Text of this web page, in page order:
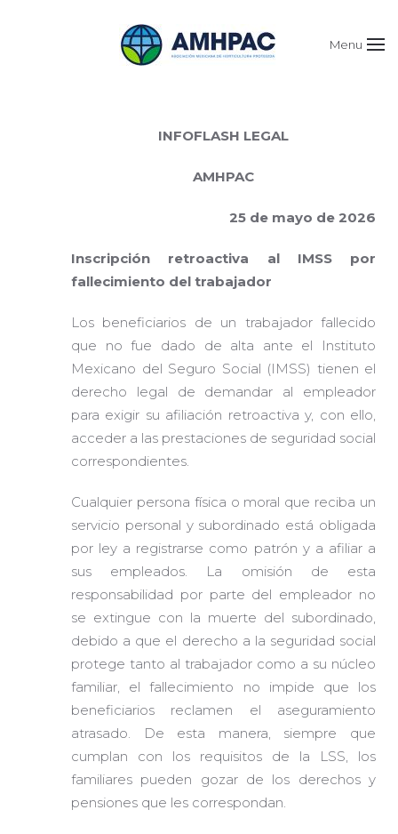
Menu
INFOFLASH LEGAL
AMHPAC
25 de mayo de 2026
Inscripción retroactiva al IMSS por
fallecimiento del trabajador
Los beneficiarios de un trabajador fallecido
que no fue dado de alta ante el Instituto
Mexicano del Seguro Social (IMSS) tienen el
derecho legal de demandar al empleador
para exigir su afiliación retroactiva y, con ello,
acceder a las prestaciones de seguridad social
correspondientes.
Cualquier persona física o moral que reciba un
servicio personal y subordinado está obligada
por ley a registrarse como patrón y a afiliar a
sus empleados. La omisión de esta
responsabilidad por parte del empleador no
se extingue con la muerte del subordinado,
debido a que el derecho a la seguridad social
protege tanto al trabajador como a su núcleo
familiar, el fallecimiento no impide que los
beneficiarios reclamen el aseguramiento
atrasado. De esta manera, siempre que
cumplan con los requisitos de la LSS, los
familiares pueden gozar de los derechos y
pensiones que les correspondan.